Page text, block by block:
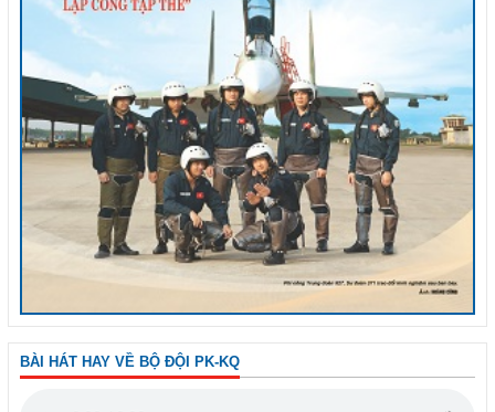
BÀI HÁT HAY VỀ BỘ ĐỘI PK-KQ